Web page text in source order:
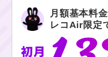
月額基本料金
レコAir限定